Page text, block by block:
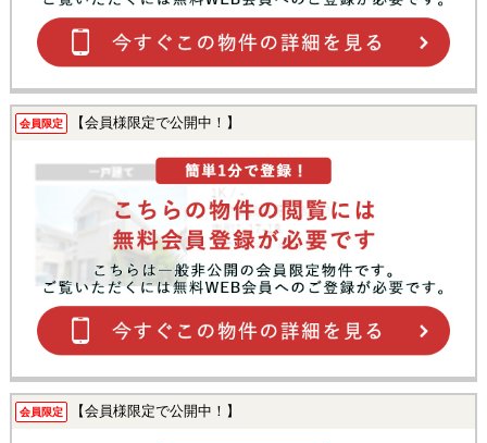
会員限定 【会員様限定で公開中！】
会員限定 【会員様限定で公開中！】